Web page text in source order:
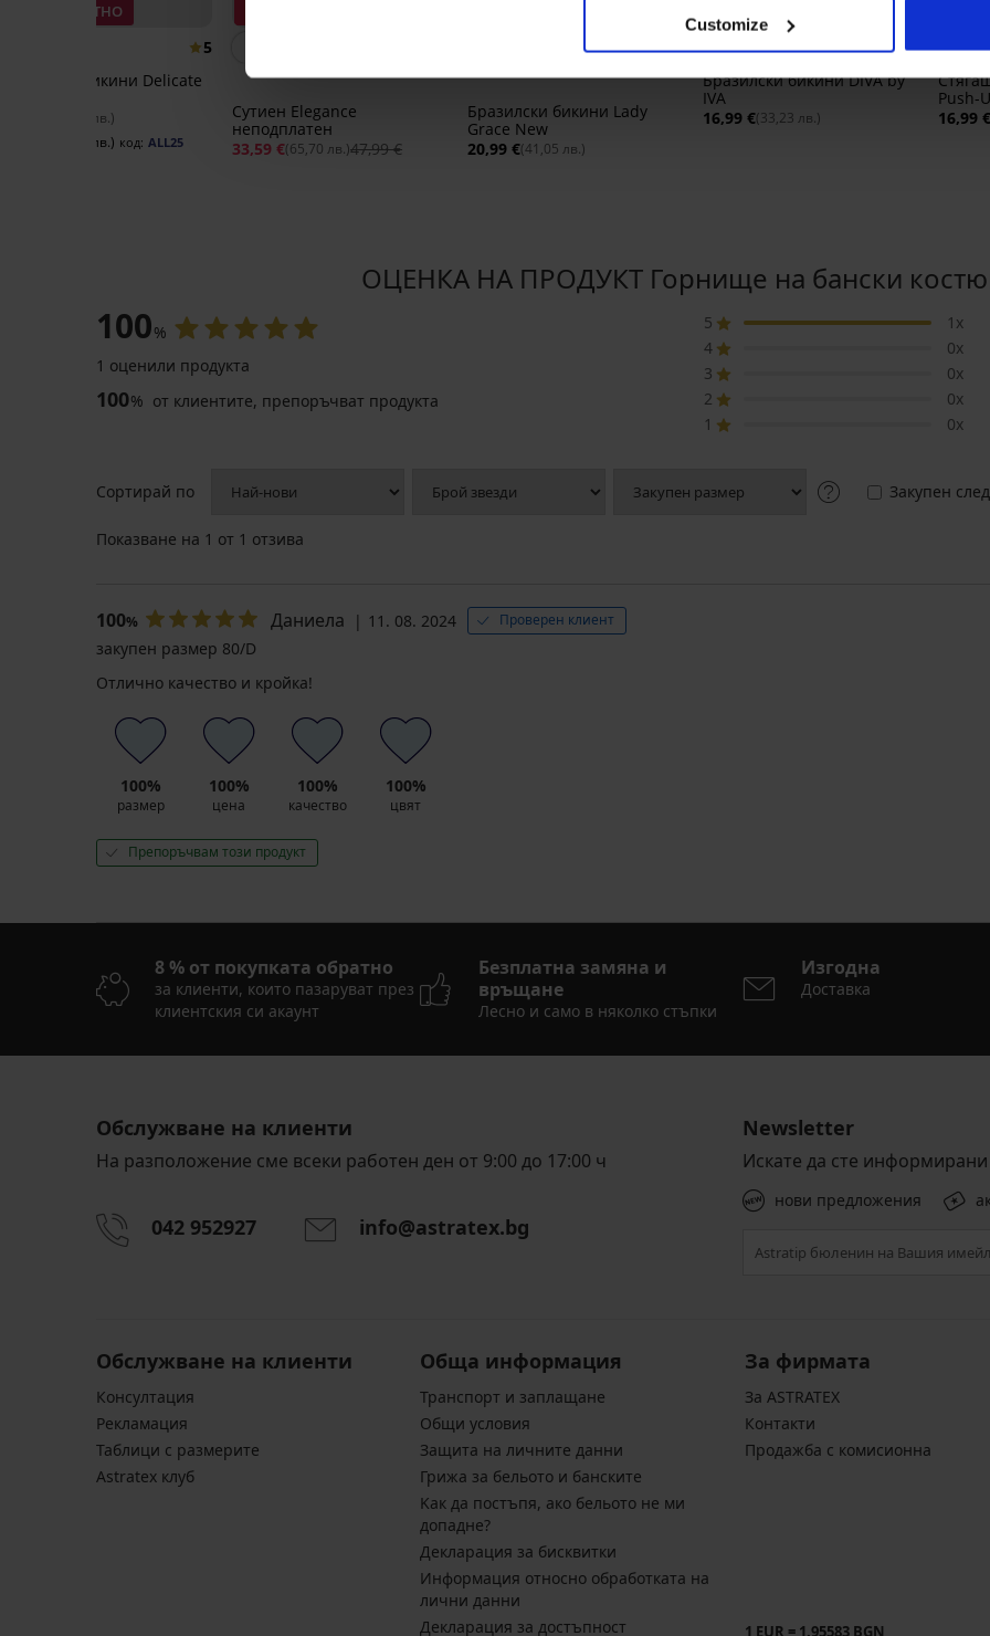
Customize
3+1 БЕЗПЛАТНО
5
бикини Delicate
(41,05 лв.)
(30,78 лв.) код: ALL25
Сутиен Elegancе
неподплатен
33,59 €(65,70 лв.)47,99 €
5
Бразилски бикини Lady
Grace New
20,99 €(41,05 лв.)
5
Бразилски бикини DIVA by
IVA
16,99 €(33,23 лв.)
Push-
16,99 €
подплънки
от
12,99
лв.)
€
(19,05
код
ALL25
от
за
(37,14
лв.)
€
(27,85
лв.)
код
ОЦЕНКА НА ПРОДУКТ Горнище на бански
100%
1 оценили продукта
100% от клиентите, препоръчват продукта
5
1x
4
0x
3
0x
2
0x
1
0x
Сортирай по Закупен
Показване на 1 от 1 отзива
100% Даниела 11. 08. 2024 Проверен клиент
закупен размер 80/D
Отлично качество и кройка!
100%
размер
100%
цена
100%
качество
100%
цвят
Препоръчвам този продукт
8 % от покупката обратно
за клиенти, които пазаруват през
клиентския си акаунт
Безплатна замяна и
връщане
Лесно и само в няколко стъпки
Изгодна
Доставка
Обслужване на клиенти
На разположение сме всеки работен ден от 9:00 до 17:00 ч
042 952927 info@astratex.bg
Newsletter
Искате да сте
нови предложения
Обслужване на клиенти
Консултация
Pекламация
Таблици с размерите
Astratex клуб
Обща информация
Транспорт и заплащане
Общи условия
Защита на личните данни
Грижа за бельото и банските
Kак да постъпя, ако бельото не ми
допадне?
Декларация за бисквитки
Информация относно обработката на
лични данни
Декларация за достъпност
За фирмата
За ASTRATEX
Контакти
Продажба с комисионна
1 EUR = 1.95583 BGN